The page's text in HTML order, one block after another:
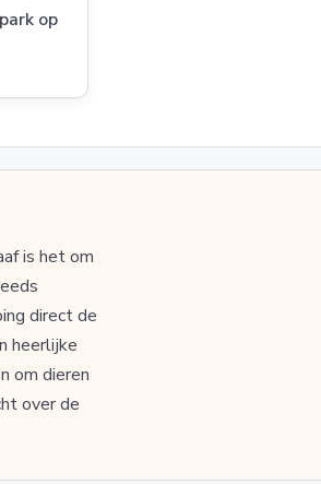
op
is het om
direct de
heerlijke
om dieren
over de